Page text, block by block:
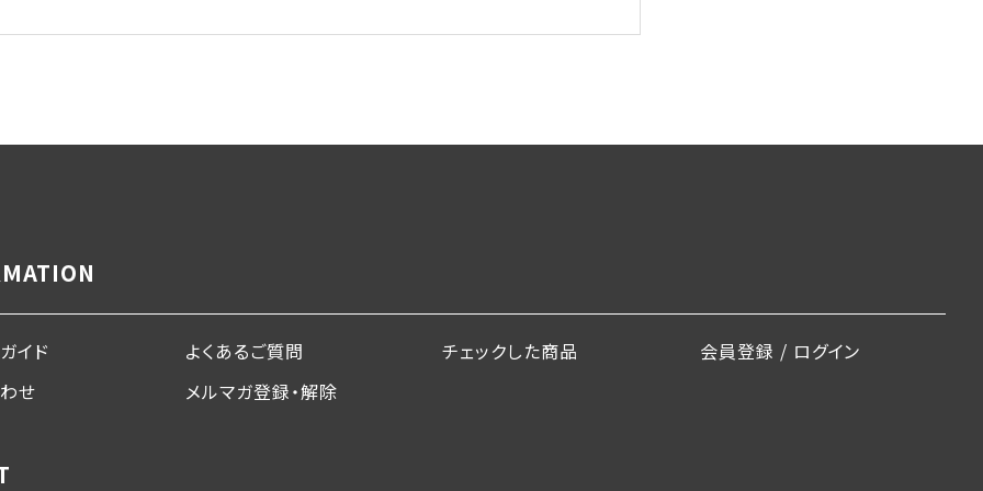
イド よくあるご質問 チェックした商品
会員登録 / ログイン
せ
メルマガ登録・解除